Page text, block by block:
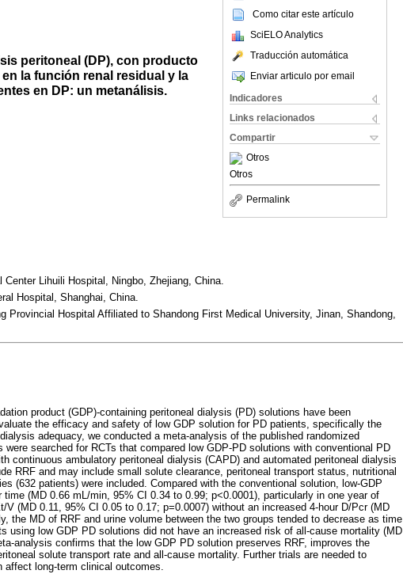
Como citar este artículo
SciELO Analytics
Traducción automática
Enviar articulo por email
Indicadores
Links relacionados
Compartir
Otros
Otros
Permalink
peritoneal (DP), con producto
la función renal residual y la
en DP: un metanálisis.
Lihuili Hospital, Ningbo, Zhejiang, China.
Hospital, Shanghai, China.
Provincial Hospital Affiliated to Shandong First Medical University, Jinan, Shandong,
product (GDP)-containing peritoneal dialysis (PD) solutions have been
the efficacy and safety of low GDP solution for PD patients, specifically the
adequacy, we conducted a meta-analysis of the published randomized
searched for RCTs that compared low GDP-PD solutions with conventional PD
continuous ambulatory peritoneal dialysis (CAPD) and automated peritoneal dialysis
RRF and may include small solute clearance, peritoneal transport status, nutritional
(632 patients) were included. Compared with the conventional solution, low-GDP
(MD 0.66 mL/min, 95% CI 0.34 to 0.99; p<0.0001), particularly in one year of
(MD 0.11, 95% CI 0.05 to 0.17; p=0.0007) without an increased 4-hour D/Pcr (MD
the MD of RRF and urine volume between the two groups tended to decrease as time
using low GDP PD solutions did not have an increased risk of all-cause mortality (MD
analysis confirms that the low GDP PD solution preserves RRF, improves the
solute transport rate and all-cause mortality. Further trials are needed to
affect long-term clinical outcomes.